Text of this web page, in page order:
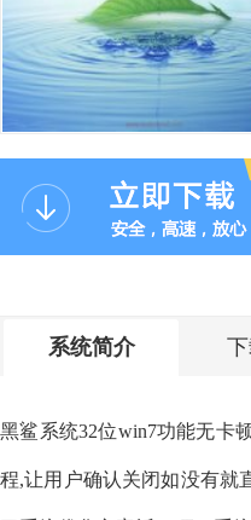
系统简介
黑鲨系统32位win7功能无卡
程,让用户确认关闭如没有就